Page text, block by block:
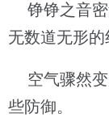
铮铮之音密
无数道无形的
空气骤然变
些防御。